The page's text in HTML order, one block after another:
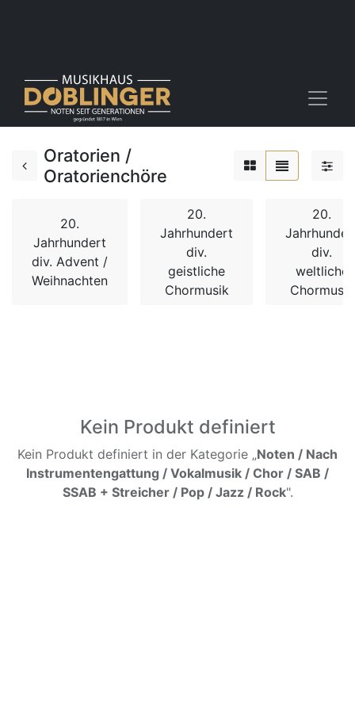
Oratorien /
Oratorienchöre
20.
Jahrhundert
div. Advent /
Weihnachten
20.
Jahrhundert
div.
geistliche
Chormusik
20.
div.
weltliche
Chormusik
Kein Produkt definiert
Kein Produkt definiert in der Kategorie „Noten / Nach
Instrumentengattung / Vokalmusik / Chor / SAB /
SSAB + Streicher / Pop / Jazz / Rock".